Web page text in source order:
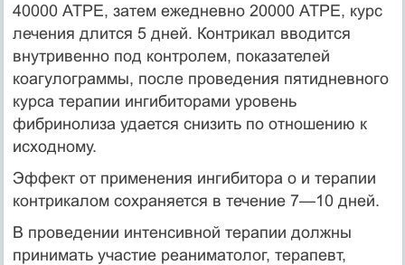
40000 АТРЕ, затем ежедневно 20000 АТРЕ, курс
лечения длится 5 дней. Контрикал вводится
внутривенно под контролем, показателей
коагулограммы, после проведения пятидневного
курса терапии ингибиторами уровень
фибринолиза удается снизить по отно­шению к
исходному.
Эффект от применения ингибитора о и терапии
контрикалом сохраняется в течение 7—10 дней.
В проведении интенсивной терапии должны
принимать уча­стие реаниматолог, терапевт,